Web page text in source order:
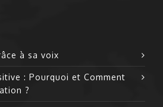
à sa voix
: Pourquoi et Comment
?